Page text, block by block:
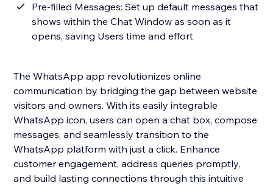
Pre-filled Messages: Set up default messages that
shows within the Chat Window as soon as it
opens, saving Users time and effort
The WhatsApp app revolutionizes online
communication by bridging the gap between website
visitors and owners. With its easily integrable
WhatsApp icon, users can open a chat box, compose
messages, and seamlessly transition to the
WhatsApp platform with just a click. Enhance
customer engagement, address queries promptly,
and build lasting connections through this intuitive